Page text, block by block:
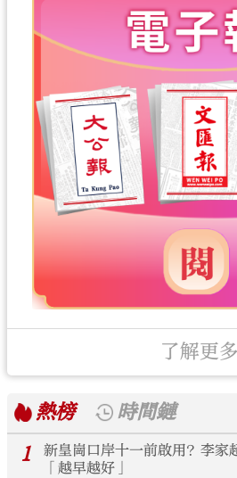
了解更多
熱榜
時間鏈
1
新皇崗口岸十一前啟用？李家
「越早越好」